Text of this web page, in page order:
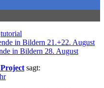
tutorial
in Bildern 21.+22. August
in Bildern 28. August
sagt: